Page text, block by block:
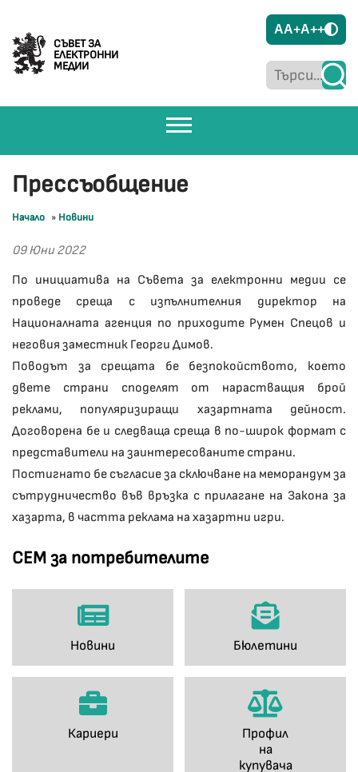
СЪВЕТ ЗА
ЕЛЕКТРОННИ
МЕДИИ
AA+A++
СЕМ за потребителите
Новини Бюлетини
Кариери
Профил
на
купувача
Прессъобщение
Начало » Новини
09 Юни 2022
По инициатива на Съвета за електронни медии се
проведе среща с изпълнителния директор на
Националната агенция по приходите Румен Спецов и
неговия заместник Георги Димов.
Поводът за срещата бе безпокойството, което
двете страни споделят от нарастващия брой
реклами, популяризиращи хазартната дейност.
Договорена бе и следваща среща в по-широк формат с
представители на заинтересованите страни.
Постигнато бе съгласие за сключване на меморандум за
сътрудничество във връзка с прилагане на Закона за
хазарта, в частта реклама на хазартни игри.